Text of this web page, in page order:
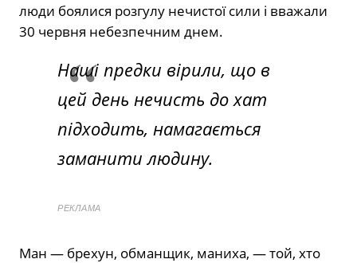
люди боялися розгулу нечистої сили і вважали
30 червня небезпечним днем.
Наші предки вірили, що в
цей день нечисть до хат
підходить, намагається
заманити людину.
РЕКЛАМА
Ман — брехун, обманщик, маниха, — той, хто